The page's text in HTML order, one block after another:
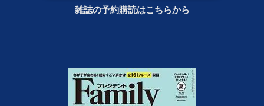
雑誌の予約購読はこちらから